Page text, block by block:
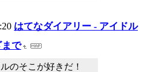
はてなダイアリー - アイドル
まで
のそこが好きだ！